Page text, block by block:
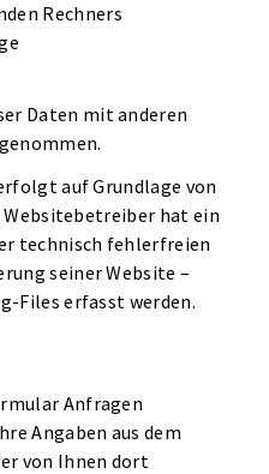
Rechners
Daten mit anderen
auf Grundlage von
Websitebetreiber hat ein
technisch fehlerfreien
seiner Website –
Files erfasst werden.
Anfragen
Angaben aus dem
von Ihnen dort